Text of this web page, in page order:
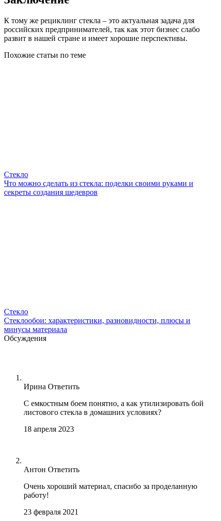
К тому же рециклинг стекла – это актуальная задача для
российских предпринимателей, так как этот бизнес слабо
развит в нашей стране и имеет хорошие перспективы.
Похожие статьи по теме
Стекло
Что можно сделать из стекла: поделки своими руками и
секреты создания шедевров
Стекло
Стеклообои: характеристики, разновидности, плюсы и
минусы материала
Обсуждения
Ирина Ответить
С емкостным боем понятно, а как утилизировать бой
листового стекла в домашних условиях?
18 апреля 2023
Антон Ответить
Очень хороший материал, спасибо за проделанную
работу!
23 февраля 2021